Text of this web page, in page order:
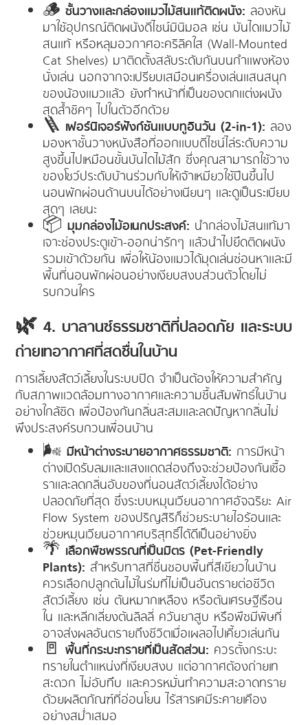
🪵ชั้นวางและกล่องแมวไม้สนแท้ติดผนัง: ลองหัน
มาใช้อุปกรณ์ติดผนังดีไซน์มินิมอล เช่น บันไดแมวไม้
สนแท้ หรือหลุมอวกาศอะคริลิคใส (Wall-Mounted
Cat Shelves) มาติดตั้งสลับระดับกันบนกำแพงห้อง
นั่งเล่น นอกจากจะเปรียบเสมือนเครื่องเล่นแสนสนุก
ของน้องแมวแล้ว ยังทำหน้าที่เป็นของตกแต่งผนัง
สุดล้ำชิคๆ ไปในตัวอีกด้วย
🪜 เฟอร์นิเจอร์ฟังก์ชันแบบทูอินวัน (2-in-1): ลอง
มองหาชั้นวางหนังสือที่ออกแบบดีไซน์ไล่ระดับความ
สูงขึ้นไปเหมือนขั้นบันไดไม้สัก ซึ่งคุณสามารถใช้วาง
ของโชว์ประดับบ้านร่วมกับให้เจ้าเหมียวใช้ปีนขึ้นไป
นอนพักผ่อนด้านบนได้อย่างเนียนๆ และดูเป็นระเบียบ
สุดๆ เลยนะ
📦มุมกล่องไม้อเนกประสงค์: นำกล่องไม้สนแท้มา
เจาะช่องประตูเข้า-ออกน่ารักๆ แล้วนำไปยึดติดผนัง
รวมเข้าด้วยกัน เพื่อให้น้องแมวได้มุดเล่นซ่อนหาและมี
พื้นที่นอนพักผ่อนอย่างเงียบสงบส่วนตัวโดยไม่
รบกวนใคร
🌿 4. บาลานซ์ธรรมชาติที่ปลอดภัย และระบบ
ถ่ายเทอากาศที่สดชื่นในบ้าน
การเลี้ยงสัตว์เลี้ยงในระบบปิด จำเป็นต้องให้ความสำคัญ
กับสภาพแวดล้อมทางอากาศและความชื้นสัมพัทธ์ในบ้าน
อย่างใกล้ชิด เพื่อป้องกันกลิ่นสะสมและลดปัญหากลิ่นไม่
พึงประสงค์รบกวนเพื่อนบ้าน
🌬️มีหน้าต่างระบายอากาศธรรมชาติ: การมีหน้า
ต่างเปิดรับลมและแสงแดดส่องถึงจะช่วยป้องกันเชื้อ
ราและลดกลิ่นอับของที่นอนสัตว์เลี้ยงได้อย่าง
ปลอดภัยที่สุด ซึ่งระบบหมุนเวียนอากาศอัจฉริยะ Air
Flow System ของปริญสิริก็ช่วยระบายไอร้อนและ
ช่วยหมุนเวียนอากาศบริสุทธิ์ได้ดีเป็นอย่างยิ่ง
🌴 เลือกพืชพรรณที่เป็นมิตร (Pet-Friendly
Plants): สำหรับทาสที่ชื่นชอบพื้นที่สีเขียวในบ้าน
ควรเลือกปลูกต้นไม้ในร่มที่ไม่เป็นอันตรายต่อชีวิต
สัตว์เลี้ยง เช่น ต้นหมากเหลือง หรือต้นเศรษฐีเรือน
ใน และหลีกเลี่ยงต้นลิลลี่ ควันยาสูบ หรือพืชมีพิษที่
อาจส่งผลอันตรายถึงชีวิตเมื่อเผลอไปเคี้ยวเล่นกัน
🚪พื้นที่กระบะทรายที่เป็นสัดส่วน: ควรตั้งกระบะ
ทรายในตำแหน่งที่เงียบสงบ แต่อากาศต้องถ่ายเท
สะดวก ไม่อับทึบ และควรหมั่นทำความสะอาดทราย
ด้วยผลิตภัณฑ์ที่อ่อนโยน ไร้สารเคมีระคายเคือง
อย่างสม่ำเสมอ